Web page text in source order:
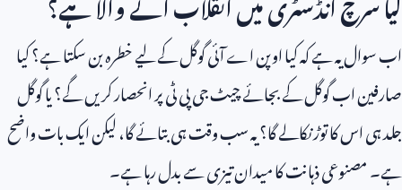
اب سوال یہ ہے کہ کیا اوپن اے آئی گوگل کے لیے خطرہ بن سکتا ہے؟ کیا
صارفین اب گوگل کے بجائے چیٹ جی پی ٹی پر انحصار کریں گے؟ یا گوگل
جلد ہی اس کا توڑ نکالے گا؟ یہ سب وقت ہی بتائے گا، لیکن ایک بات واضح
ہے۔ مصنوعی ذہانت کا میدان تیزی سے بدل رہا ہے۔